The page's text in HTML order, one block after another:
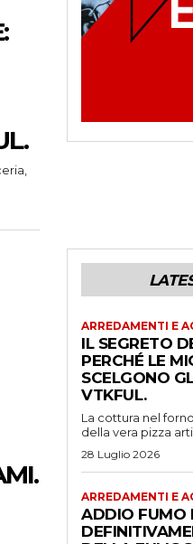
ARREDAMENTI E
IL SEGRETO
PERCHÉ LE
SCELGONO
VTKFUL.
La cottura nel
della vera pizza
28 Luglio 2026
ARREDAMENTI E
ADDIO FUMO